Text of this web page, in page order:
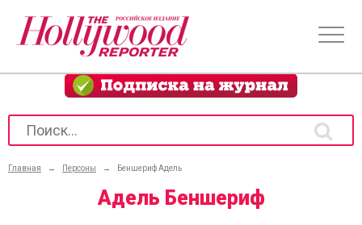
Главная → Персоны → Беншериф Адель
Адель Беншериф